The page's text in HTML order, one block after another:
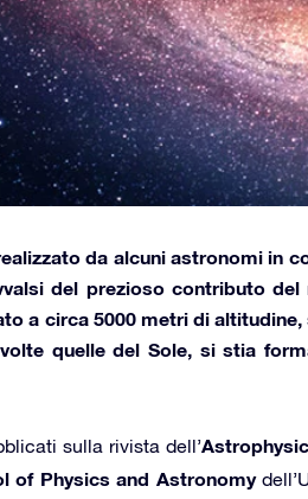
da alcuni astronomi in
del prezioso contributo del
a circa 5000 metri di
quelle del Sole, si stia
sulla rivista dell’
of Physics and Astronomy